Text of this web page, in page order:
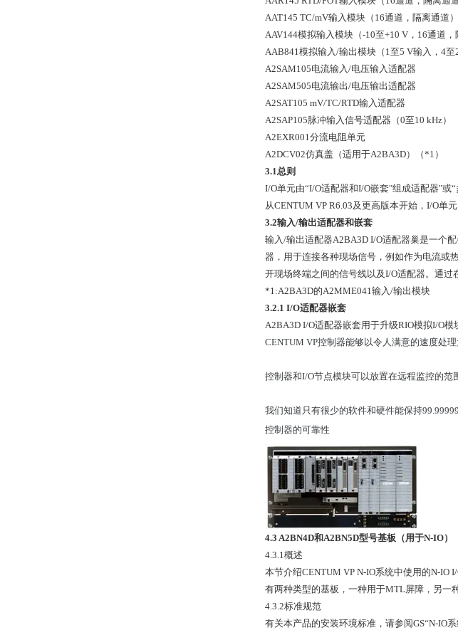
AAT145 TC/mV输入模块（16通道，隔离通道）
AAV144模拟输入模块（-10至+10 V，16通道，
AAB841模拟输入/输出模块（1至5 V输入，4
A2SAM105电流输入/电压输入适配器
A2SAM505电流输出/电压输出适配器
A2SAT105 mV/TC/RTD输入适配器
A2SAP105脉冲输入信号适配器（0至10 kHz）
A2EXR001分流电阻单元
A2DCV02仿真盖（适用于A2BA3D）（*1）
3.1总则
I/O单元由“I/O适配器和I/O嵌套"组成适配器"或
从CENTUM VP R6.03及更高版本开始，I/O单元
3.2输入/输出适配器和嵌套
输入/输出适配器A2BA3D I/O适配器巢是一个
器，用于连接各种现场信号，例如作为电流或
开现场终端之间的信号线以及I/O适配器。通过
*1:A2BA3D的A2MME041输入/输出模块
3.2.1 I/O适配器嵌套
A2BA3D I/O适配器嵌套用于升级RIO模拟I/O模
CENTUM VP控制器能够以令人满意的速度处
控制器和I/O节点模块可以放置在远程监控的范
我们知道只有很少的软件和硬件能保持
控制器的可靠性
4.3 A2BN4D和A2BN5D型号基板（用于N-IO）
4.3.1概述
本节介绍CENTUM VP N-IO系统中使用的N-IO I/
有两种类型的基板，一种用于MTL屏障，另一种
4.3.2标准规范
有关本产品的安装环境标准，请参阅GS“N-IO系